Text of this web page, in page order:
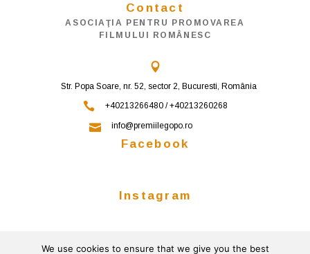
Contact
ASOCIAŢIA PENTRU PROMOVAREA
FILMULUI ROMÂNESC
Str. Popa Soare, nr. 52, sector 2, Bucuresti, România
+40213266480 / +40213260268
info@premiilegopo.ro
Facebook
Instagram
Follow on Instagram
We use cookies to ensure that we give you the best